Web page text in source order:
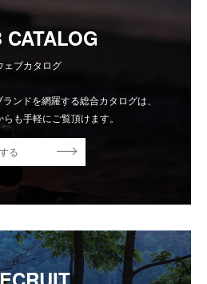
CATALOG
ェブカタログ
ンドを網羅する総合カタログは、
も手軽にご覧頂けます。
る